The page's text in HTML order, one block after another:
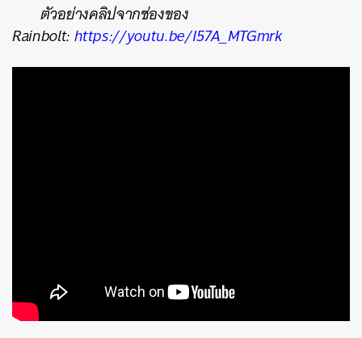
ตัวอย่างคลิปจากช่องของ
Rainbolt:https://youtu.be/I57A_MTGmrk